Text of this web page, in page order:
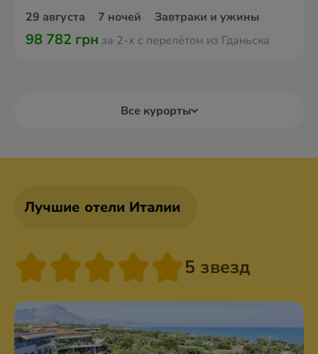
29 августа 7 ночей Завтраки и ужины
98 782 грн за 2-х с перелётом из Гданьска
Все курорты
Лучшие отели Италии
5 звезд